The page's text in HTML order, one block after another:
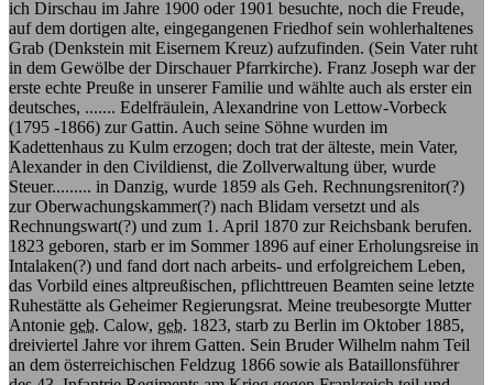
ich Dirschau im Jahre 1900 oder 1901 besuchte, noch die Freude,
auf dem dortigen alte, eingegangenen Friedhof sein wohlerhaltenes
Grab (Denkstein mit Eisernem Kreuz) aufzufinden. (Sein Vater ruht
in dem Gewölbe der Dirschauer Pfarrkirche). Franz Joseph war der
erste echte Preuße in unserer Familie und wählte auch als erster ein
deutsches, ....... Edelfräulein, Alexandrine von Lettow-Vorbeck
(1795 -1866) zur Gattin. Auch seine Söhne wurden im
Kadettenhaus zu Kulm erzogen; doch trat der älteste, mein Vater,
Alexander in den Civildienst, die Zollverwaltung über, wurde
Steuer......... in Danzig, wurde 1859 als Geh. Rechnungsrenitor(?)
zur Oberwachungskammer(?) nach Blidam versetzt und als
Rechnungswart(?) und zum 1. April 1870 zur Reichsbank berufen.
1823 geboren, starb er im Sommer 1896 auf einer Erholungsreise in
Intalaken(?) und fand dort nach arbeits- und erfolgreichem Leben,
das Vorbild eines altpreußischen, pflichttreuen Beamten seine letzte
Ruhestätte als Geheimer Regierungsrat. Meine treubesorgte Mutter
Antonie geb. Calow, geb. 1823, starb zu Berlin im Oktober 1885,
dreiviertel Jahre vor ihrem Gatten. Sein Bruder Wilhelm nahm Teil
an dem österreichischen Feldzug 1866 sowie als Bataillonsführer